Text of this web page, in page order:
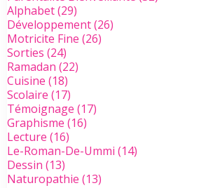
Alphabet(29)
Développement(26)
Motricite Fine (26)
Sorties (24)
Ramadan (22)
Cuisine (18)
Scolaire (17)
Témoignage (17)
Graphisme (16)
Lecture (16)
Le-Roman-De-Ummi (14)
Dessin (13)
Naturopathie (13)